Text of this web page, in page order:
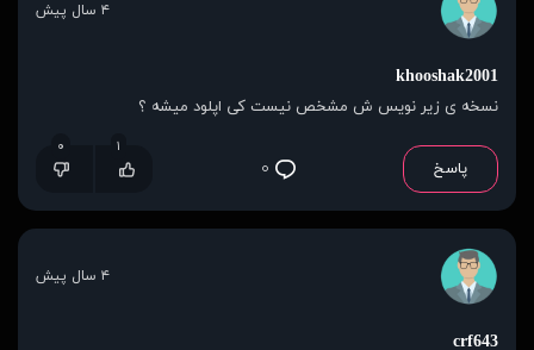
khooshak2001
نسخه ی زیر نویس ش مشخص نیست کی اپلود میشه ؟
پاسخ ۰
۱ ۰
۴ سال پیش
crf643
۴ سال پیش